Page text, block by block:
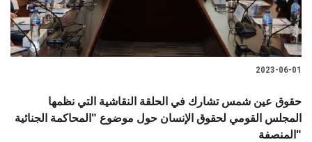
الدراسات العليا
الخريجين
الزائـرون
2023-06-01
حقوق عين شمس تشارك في الحلقة النقاشية التي نظمها
المجلس القومي لحقوق الإنسان حول موضوع "المحاكمة الجنائية
المنصفة"